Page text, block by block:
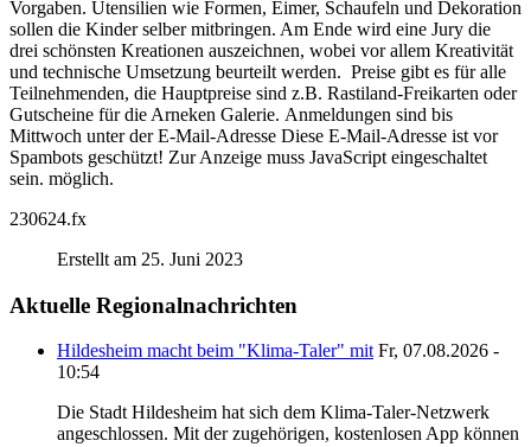
Vorgaben. Utensilien wie Formen, Eimer, Schaufeln und Dekoration
sollen die Kinder selber mitbringen. Am Ende wird eine Jury die
drei schönsten Kreationen auszeichnen, wobei vor allem Kreativität
und technische Umsetzung beurteilt werden. Preise gibt es für alle
Teilnehmenden, die Hauptpreise sind z.B. Rastiland-Freikarten oder
Gutscheine für die Arneken Galerie. Anmeldungen sind bis
Mittwoch unter der E-Mail-Adresse Diese E-Mail-Adresse ist vor
Spambots geschützt! Zur Anzeige muss JavaScript eingeschaltet
sein. möglich.
230624.fx
Erstellt am 25. Juni 2023
Aktuelle Regionalnachrichten
Hildesheim macht beim "Klima-Taler" mit Fr, 07.08.2026 -
10:54
Die Stadt Hildesheim hat sich dem Klima-Taler-Netzwerk
angeschlossen. Mit der zugehörigen, kostenlosen App können